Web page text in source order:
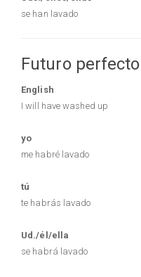
se han lavado
Futuro perfecto
English
I will have washed up
yo
me habré lavado
tú
te habrás lavado
Ud./él/ella
se habrá lavado